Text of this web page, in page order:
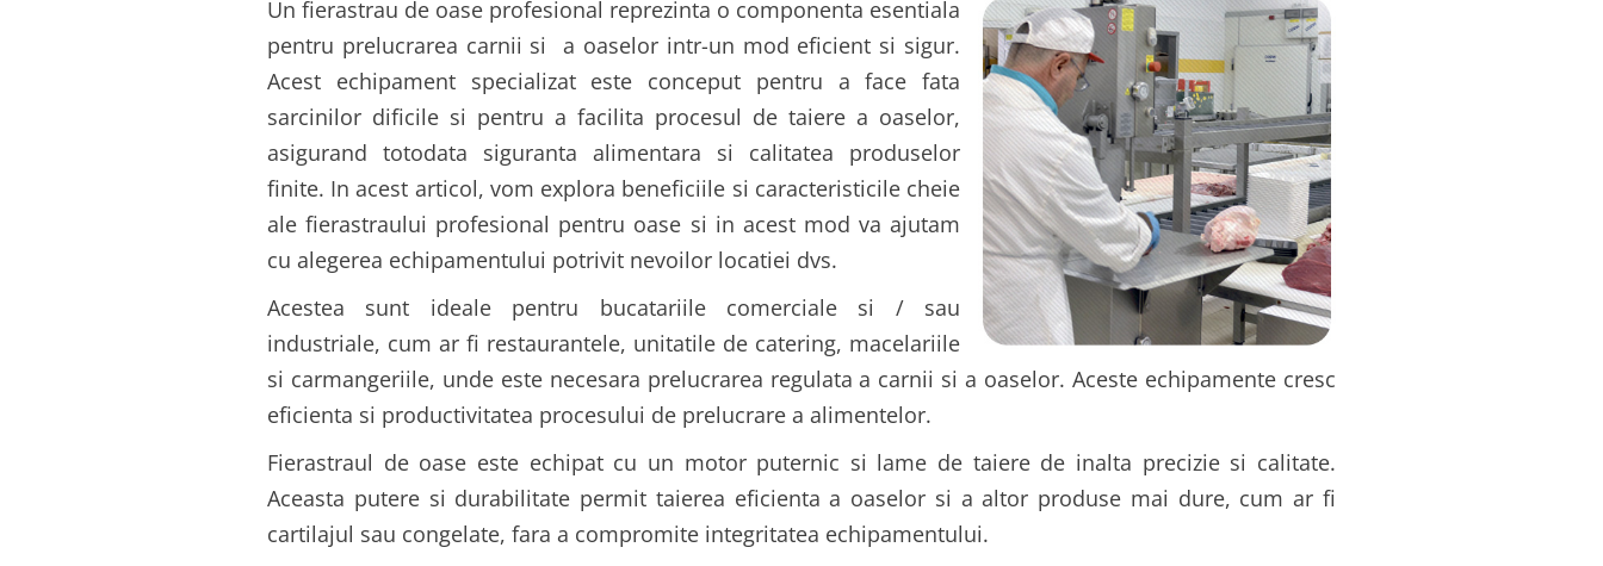
Un fierastrau de oase profesional reprezinta o componenta esentiala
pentru prelucrarea carnii si a oaselor intr-un mod eficient si sigur.
Acest echipament specializat este conceput pentru a face fata
sarcinilor dificile si pentru a facilita procesul de taiere a oaselor,
asigurand totodata siguranta alimentara si calitatea produselor
finite. In acest articol, vom explora beneficiile si caracteristicile cheie
ale fierastraului profesional pentru oase si in acest mod va ajutam
cu alegerea echipamentului potrivit nevoilor locatiei dvs.
Acestea sunt ideale pentru bucatariile comerciale si / sau
industriale, cum ar fi restaurantele, unitatile de catering, macelariile
si carmangeriile, unde este necesara prelucrarea regulata a carnii si a oaselor. Aceste echipamente cresc
eficienta si productivitatea procesului de prelucrare a alimentelor.
Fierastraul de oase este echipat cu un motor puternic si lame de taiere de inalta precizie si calitate.
Aceasta putere si durabilitate permit taierea eficienta a oaselor si a altor produse mai dure, cum ar fi
cartilajul sau congelate, fara a compromite integritatea echipamentului.